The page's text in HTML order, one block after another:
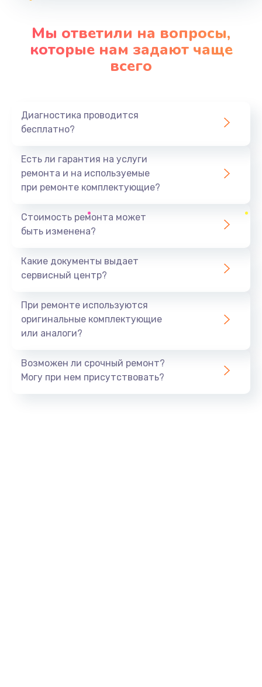
Замена видеокарты
от 2045 руб.
Заказать
от 620 руб.
от 890 руб.
Замена разъёмов (HDMI, DVI, Дисплей порта)
Заказать
Замена шлейфа матрицы
от 1095 руб.
Мы ответили на вопросы,
которые нам задают чаще
всего
Диагностика проводится
бесплатно?
Есть ли гарантия на услуги
ремонта и на используемые
при ремонте комплектующие?
Стоимость ремонта может
быть изменена?
Какие документы выдает
сервисный центр?
При ремонте используются
оригинальные комплектующие
или аналоги?
Возможен ли срочный ремонт?
Могу при нем присутствовать?